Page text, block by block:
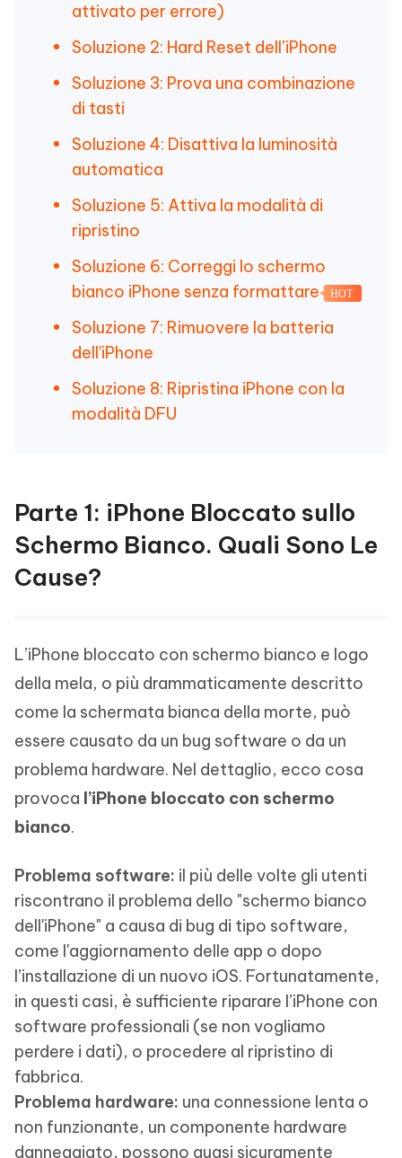
attivato per errore)
Soluzione 2: Hard Reset dell’iPhone
Soluzione 3: Prova una combinazione
di tasti
Soluzione 4: Disattiva la luminosità
automatica
Soluzione 5: Attiva la modalità di
ripristino
Soluzione 6: Correggi lo schermo
bianco iPhone senza formattare
HOT
Soluzione 7: Rimuovere la batteria
dell'iPhone
Soluzione 8: Ripristina iPhone con la
modalità DFU
Parte 1: iPhone Bloccato sullo
Schermo Bianco. Quali Sono Le
Cause?
L’iPhone bloccato con schermo bianco e logo
della mela, o più drammaticamente descritto
come la schermata bianca della morte, può
essere causato da un bug software o da un
problema hardware. Nel dettaglio, ecco cosa
provoca l’iPhone bloccato con schermo
bianco.
Problema software: il più delle volte gli utenti
riscontrano il problema dello "schermo bianco
dell'iPhone" a causa di bug di tipo software,
come l'aggiornamento delle app o dopo
l’installazione di un nuovo iOS. Fortunatamente,
in questi casi, è sufficiente riparare l’iPhone con
software professionali (se non vogliamo
perdere i dati), o procedere al ripristino di
fabbrica.
Problema hardware: una connessione lenta o
non funzionante, un componente hardware
danneggiato, possono quasi sicuramente